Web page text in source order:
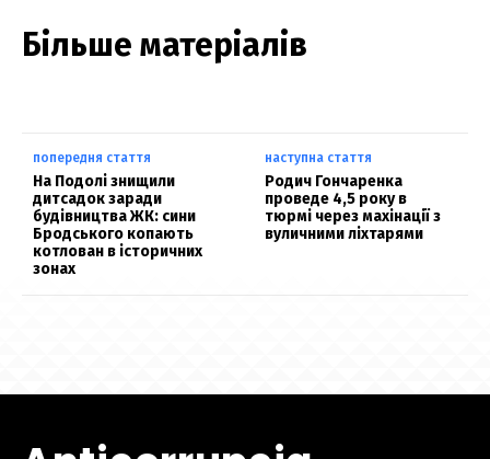
Більше матеріалів
попередня стаття
На Подолі знищили
дитсадок заради
будівництва ЖК: сини
Бродського копають
котлован в історичних
зонах
наступна стаття
Родич Гончаренка
проведе 4,5 року в
тюрмі через махінації з
вуличними ліхтарями